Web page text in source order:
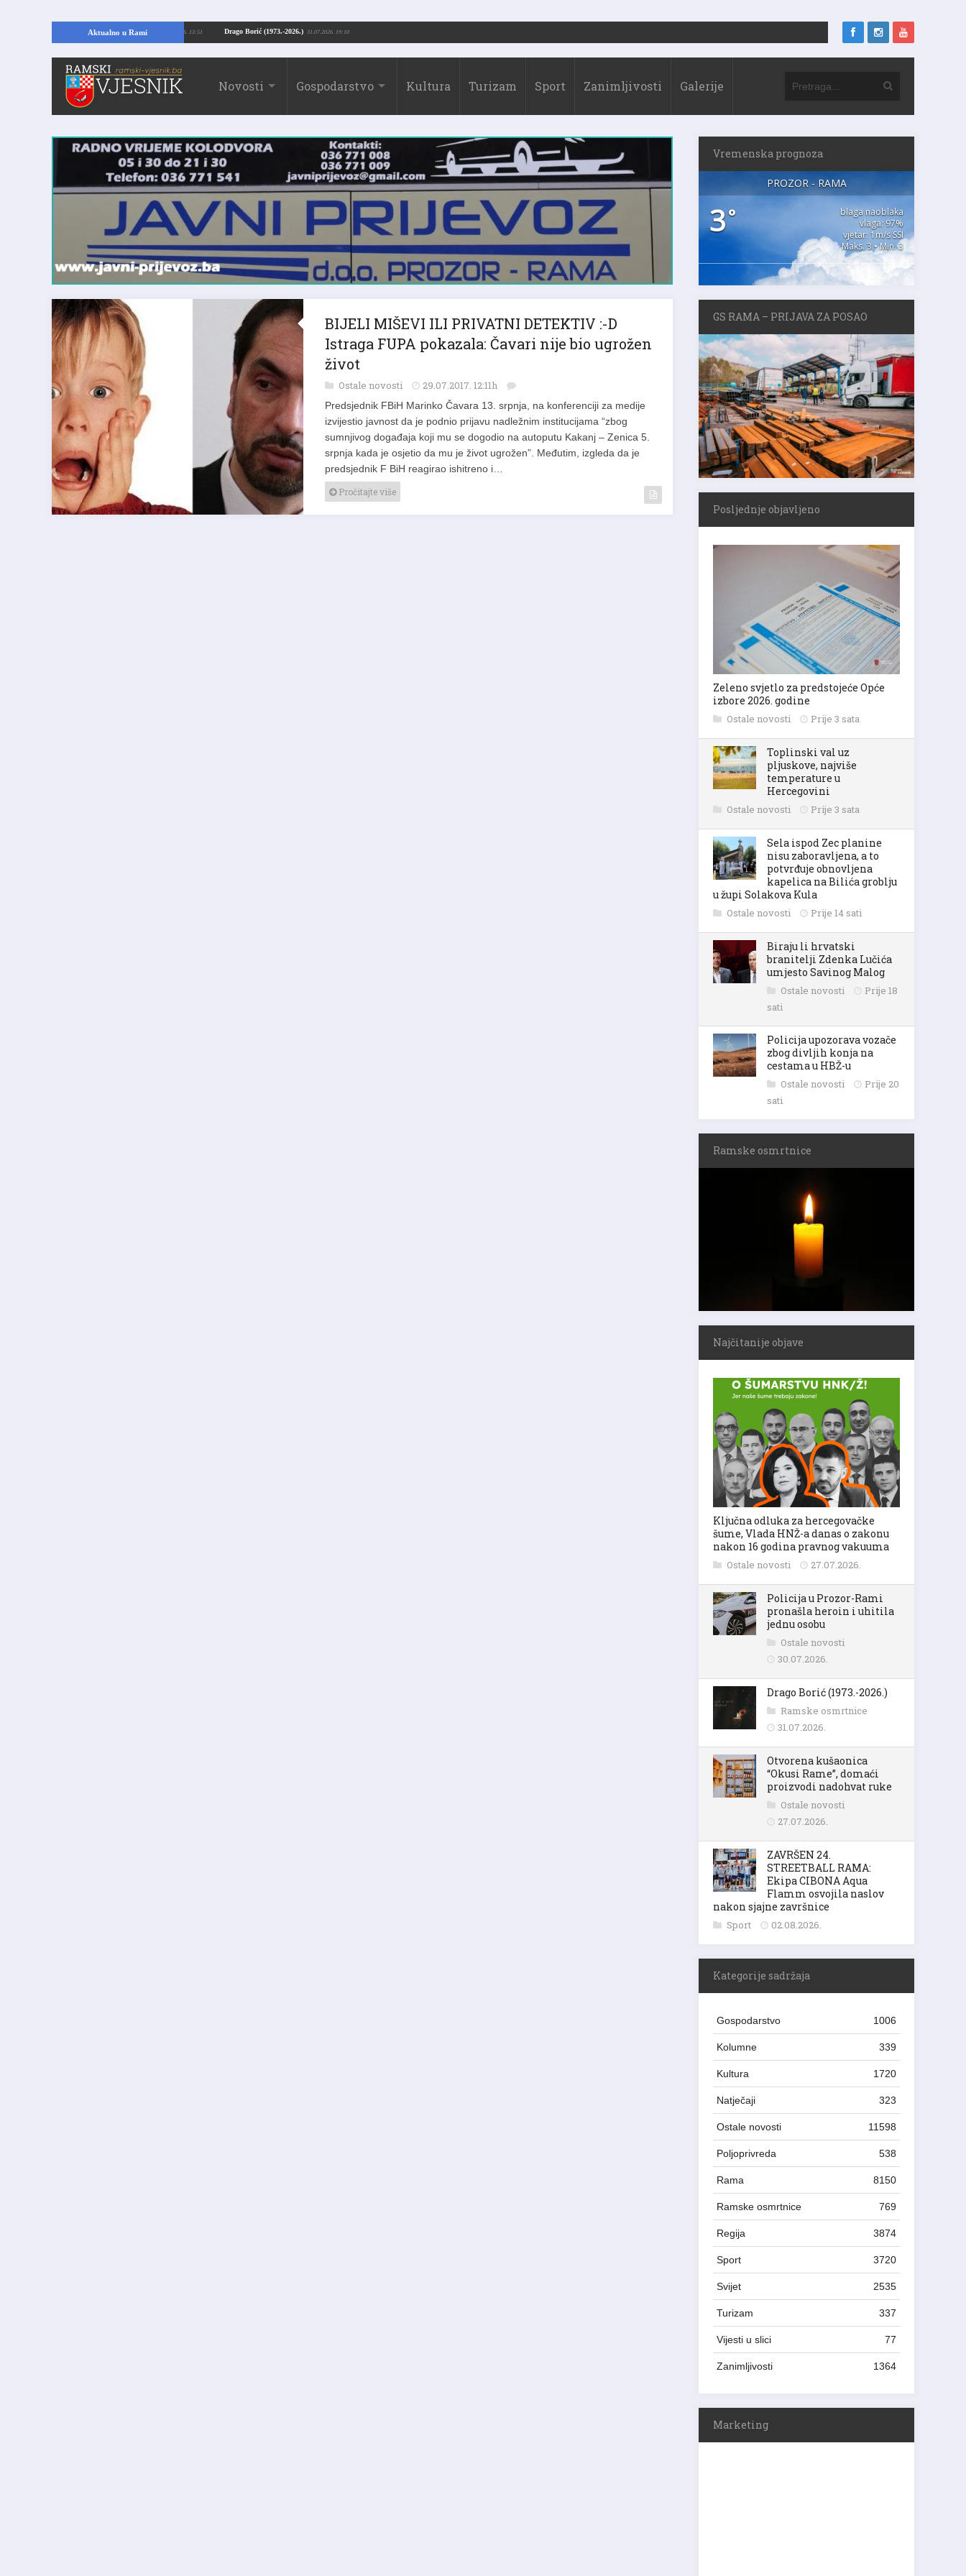
Aktualno u Rami Drago Borić (1973.-2026.) 31.07.2026. 19:10
temelje kuće, pronašao vrijedne arheološke ostatke 24.07.2026. 13:51
Novosti Gospodarstvo Kultura Turizam Sport Zanimljivosti Galerije
BIJELI MIŠEVI ILI PRIVATNI DETEKTIV :-D
Istraga FUPA pokazala: Čavari nije bio ugrožen
život
Predsjednik FBiH Marinko Čavara 13. srpnja, na konferenciji za medije
izvijestio javnost da je podnio prijavu nadležnim institucijama “zbog
sumnjivog događaja koji mu se dogodio na autoputu Kakanj – Zenica 5.
srpnja kada je osjetio da mu je život ugrožen”. Međutim, izgleda da je
predsjednik F BiH reagirao ishitreno i…
Pročitajte više
Vremenska prognoza
PROZOR - RAMA
3°
blaga naoblaka
vlaga: 97%
vjetar: 1m/s SSI
Maks. 3 • Min. 3
GS RAMA – PRIJAVA ZA POSAO
Posljednje objavljeno
Zeleno svjetlo za predstojeće Opće
izbore 2026. godine
Ostale novosti Prije 3 sata
Toplinski val uz
pljuskove, najviše
temperature u
Hercegovini
Ostale novosti Prije 3 sata
Sela ispod Zec planine
nisu zaboravljena, a to
potvrđuje obnovljena
kapelica na Bilića groblju
u župi Solakova Kula
Ostale novosti Prije 14 sati
Biraju li hrvatski
branitelji Zdenka Lučića
umjesto Savinog Malog
Ostale novosti
Prije 18
sati
Policija upozorava vozače
zbog divljih konja na
cestama u HBŽ-u
Ostale novosti
Prije 20
sati
Ramske osmrtnice
Najčitanije objave
Ključna odluka za hercegovačke
šume, Vlada HNŽ-a danas o zakonu
nakon 16 godina pravnog vakuuma
Ostale novosti 27.07.2026.
Policija u Prozor-Rami
pronašla heroin i uhitila
jednu osobu
Ostale novosti
30.07.2026.
Drago Borić (1973.-2026.)
Ramske osmrtnice
31.07.2026.
Otvorena kušaonica
“Okusi Rame”, domaći
proizvodi nadohvat ruke
Ostale novosti
27.07.2026.
ZAVRŠEN 24.
STREETBALL RAMA:
Ekipa CIBONA Aqua
Flamm osvojila naslov
nakon sjajne završnice
Sport 02.08.2026.
Kategorije sadržaja
Gospodarstvo 1006
Kolumne 339
Kultura 1720
Natječaji 323
Ostale novosti 11598
Poljoprivreda 538
Rama 8150
Ramske osmrtnice 769
Regija 3874
Sport 3720
Svijet 2535
Turizam 337
Vijesti u slici 77
Zanimljivosti 1364
Marketing